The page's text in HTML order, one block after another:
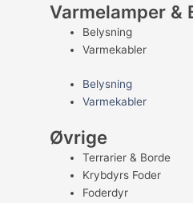
Varmelamper &
Belysning
Varmekabler
Belysning
Varmekabler
Øvrige
Terrarier & Borde
Krybdyrs Foder
Foderdyr